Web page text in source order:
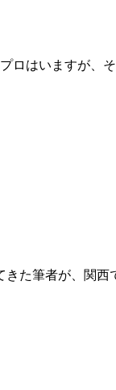
はいますが
た筆者が、関